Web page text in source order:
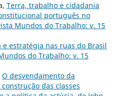
Terra, trabalho e cidadania
português no
Mundos do Trabalho: v. 15
e estratégia nas ruas do Brasil
do Trabalho: v. 15
O desvendamento da
das classes